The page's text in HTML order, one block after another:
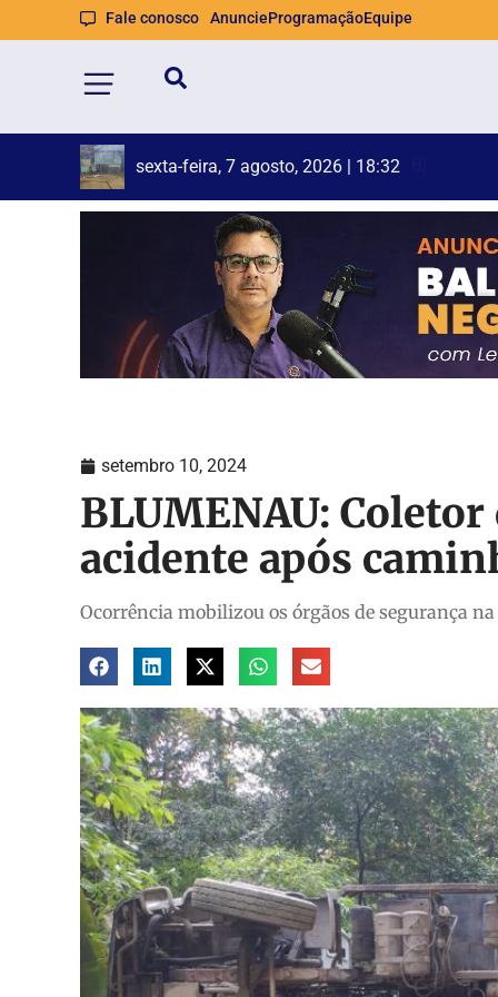
Fale conosco AnuncieProgramaçãoEquipe
sexta-feira, 7 agosto, 2026 | 18:19
setembro 10, 2024
BLUMENAU:
acidente após
Ocorrência mobilizou os órgãos de segurança